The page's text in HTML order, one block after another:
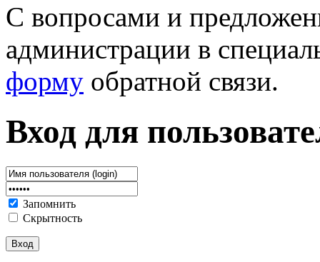
С вопросами и
администрации в
форму обратной связи.
Вход для
Запомнить
Скрытность